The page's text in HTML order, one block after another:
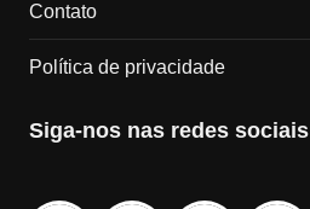
Contato
Política de privacidade
Siga-nos nas redes sociais